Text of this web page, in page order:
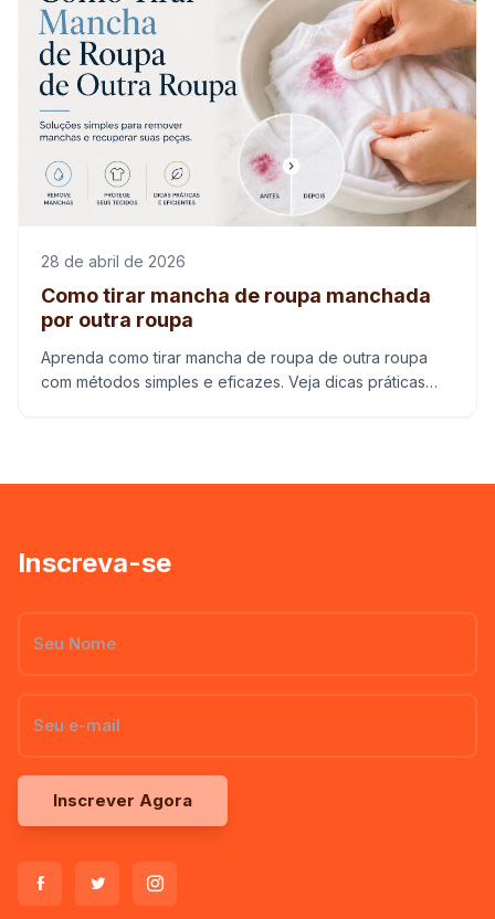
28 de abril de 2026
Como tirar mancha de roupa manchada
por outra roupa
Aprenda como tirar mancha de roupa de outra roupa
com métodos simples e eficazes. Veja dicas práticas
Inscreva-se
Inscrever Agora